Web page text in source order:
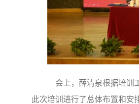
会上，薛清泉根据培训
此次培训进行了总体布置和安